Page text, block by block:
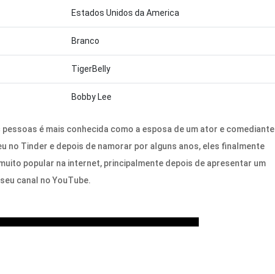
Estados Unidos da America
Branco
TigerBelly
Bobby Lee
pessoas é mais conhecida como a esposa de um ator e comediante
no Tinder e depois de namorar por alguns anos, eles finalmente
popular na internet, principalmente depois de apresentar um
canal no YouTube.